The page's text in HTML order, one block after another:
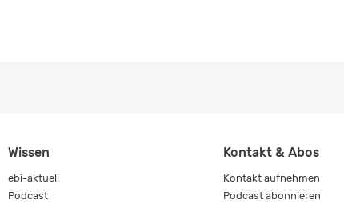
Wissen
ebi-aktuell
Podcast
Kontakt & Abos
Kontakt aufnehmen
Podcast abonnieren